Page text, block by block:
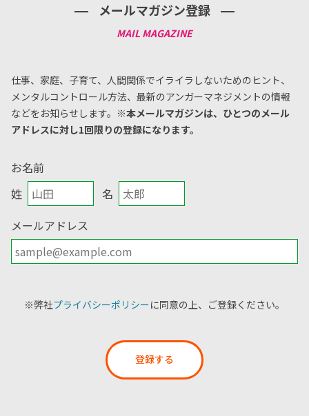
メールマガジン登録
仕事、家庭、子育て、人間関係でイライラしないためのヒント、
メンタルコントロール方法、 最新のアンガーマネジメントの情報
などをお知らせします。 ※本メールマガジンは、ひとつのメール
アドレスに対し1回限りの登録になります。
お名前
姓
名
メールアドレス
※弊社プライバシーポリシーに同意の上、ご登録ください。
登録する